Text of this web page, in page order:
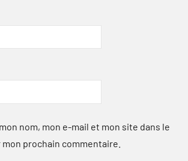
nom, mon e-mail et mon site dans le
prochain commentaire.